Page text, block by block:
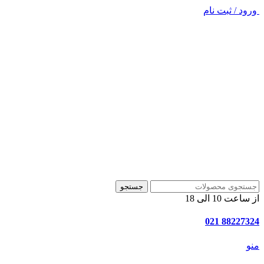
ورود / ثبت نام
جستجو
از ساعت 10 الی 18
88227324 021
منو